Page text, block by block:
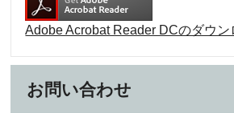
Adobe Acrobat Reader DCのダウン
お問い合わせ